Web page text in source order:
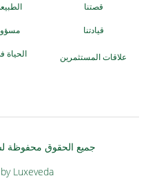
قصتنا
قيادتنا
علاقات المستثمرين
الحياة
جميع الحقوق محفوظة
Luxeveda